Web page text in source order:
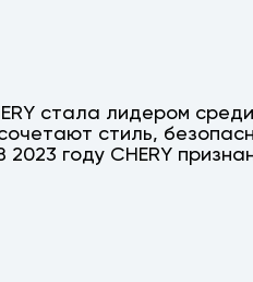
стала лидером
стиль,
году CHERY